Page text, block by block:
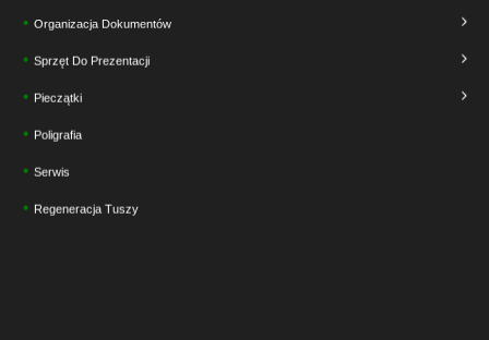
Organizacja Dokumentów
Sprzęt Do Prezentacji
Pieczątki
Poligrafia
Serwis
Regeneracja Tuszy